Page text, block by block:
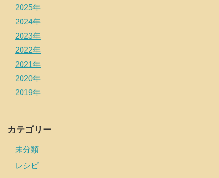
2025年
2024年
2023年
2022年
2021年
2020年
2019年
カテゴリー
未分類
レシピ